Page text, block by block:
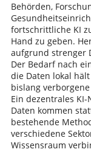
Behörden,
fortschrittliche KI
Hand zu geben.
aufgrund strenger
Der Bedarf nach
die Daten lokal
bislang
Ein dezentrales
Daten kommen
bestehende
verschiedene
Wissensraum